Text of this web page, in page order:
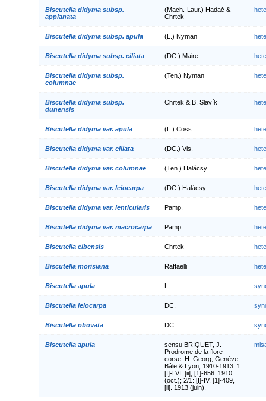
Biscutella didyma subsp.
applanata
(Mach.-Laur.) Hadač &
Chrtek
Biscutella didyma subsp. apula (L.) Nyman
Biscutella didyma subsp. ciliata (DC.) Maire
Biscutella didyma subsp.
columnae
(Ten.) Nyman
Biscutella didyma subsp.
dunensis
Chrtek & B. Slavík
Biscutella didyma var. apula (L.) Coss.
Biscutella didyma var. ciliata (DC.) Vis.
Biscutella didyma var. columnae (Ten.) Halácsy
Biscutella didyma var. leiocarpa (DC.) Halácsy
Biscutella didyma var. lenticularis Pamp.
Biscutella didyma var. macrocarpa Pamp.
Biscutella elbensis Chrtek
Biscutella morisiana Raffaelli
Biscutella apula L.
Biscutella leiocarpa DC.
Biscutella obovata DC.
Biscutella apula
sensu BRIQUET, J. -
Prodrome de la flore
corse. H. Georg, Genève,
Bâle & Lyon, 1910-1913. 1:
[I]-LVI, [ii], [1]-656. 1910
(oct.); 2/1: [I]-IV, [1]-409,
[ii]. 1913 (juin).